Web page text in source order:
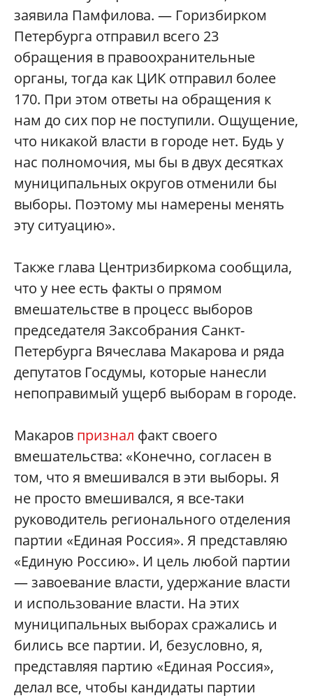
заявила Памфилова. — Горизбирком
Петербурга отправил всего 23
обращения в правоохранительные
органы, тогда как ЦИК отправил более
170. При этом ответы на обращения к
нам до сих пор не поступили. Ощущение,
что никакой власти в городе нет. Будь у
нас полномочия, мы бы в двух десятках
муниципальных округов отменили бы
выборы. Поэтому мы намерены менять
эту ситуацию».
Также глава Центризбиркома сообщила,
что у нее есть факты о прямом
вмешательстве в процесс выборов
председателя Заксобрания Санкт-
Петербурга Вячеслава Макарова и ряда
депутатов Госдумы, которые нанесли
непоправимый ущерб выборам в городе.
Макаров признал факт своего
вмешательства: «Конечно, согласен в
том, что я вмешивался в эти выборы. Я
не просто вмешивался, я все-таки
руководитель регионального отделения
партии «Единая Россия». Я представляю
«Единую Россию». И цель любой партии
— завоевание власти, удержание власти
и использование власти. На этих
муниципальных выборах сражались и
бились все партии. И, безусловно, я,
представляя партию «Единая Россия»,
делал все, чтобы кандидаты партии